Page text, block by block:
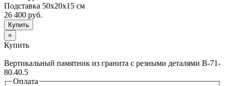
Подставка 50х20х15 см
26 400 руб.
×
Купить
Вертикальный памятник из гранита с резными деталями В-71-
80.40.5
Оплата